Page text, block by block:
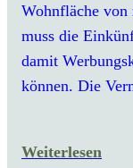
Wohnfläche von
muss die
damit
können. Die
Weiterlesen